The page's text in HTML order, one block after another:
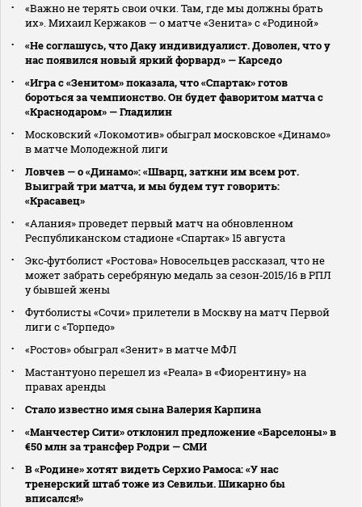
«Важно не терять свои очки. Там, где мы должны брать
их». Михаил Кержаков — о матче «Зенита» с «Родиной»
«Не соглашусь, что Даку индивидуалист. Доволен, что у
нас появился новый яркий форвард» — Карседо
«Игра с «Зенитом» показала, что «Спартак» готов
бороться за чемпионство. Он будет фаворитом матча с
«Краснодаром» — Гладилин
Московский «Локомотив» обыграл московское «Динамо»
в матче Молодежной лиги
Ловчев — о «Динамо»: «Шварц, заткни им всем рот.
Выиграй три матча, и мы будем тут говорить:
«Красавец»
«Алания» проведет первый матч на обновленном
Республиканском стадионе «Спартак» 15 августа
Экс‑футболист «Ростова» Новосельцев рассказал, что не
может забрать серебряную медаль за сезон‑2015/16 в РПЛ
у бывшей жены
Футболисты «Сочи» прилетели в Москву на матч Первой
лиги с «Торпедо»
«Ростов» обыграл «Зенит» в матче МФЛ
Мастантуоно перешел из «Реала» в «Фиорентину» на
правах аренды
Стало известно имя сына Валерия Карпина
«Манчестер Сити» отклонил предложение «Барселоны» в
€50 млн за трансфер Родри — СМИ
В «Родине» хотят видеть Серхио Рамоса: «У нас
тренерский штаб тоже из Севильи. Шикарно бы
вписался!»